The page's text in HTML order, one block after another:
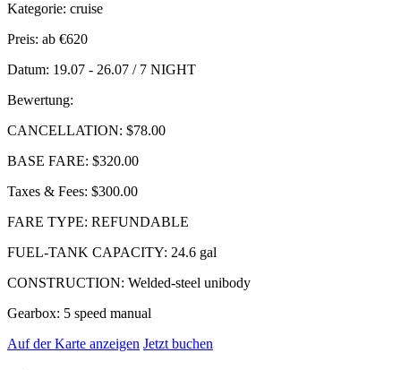
Kategorie: cruise
Preis: ab €620
Datum: 19.07 - 26.07 / 7 NIGHT
Bewertung:
CANCELLATION: $78.00
BASE FARE: $320.00
Taxes & Fees: $300.00
FARE TYPE: REFUNDABLE
FUEL-TANK CAPACITY: 24.6 gal
CONSTRUCTION: Welded-steel unibody
Gearbox: 5 speed manual
Auf der Karte anzeigen Jetzt buchen